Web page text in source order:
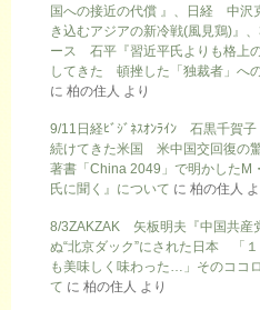
国への接近の代償 』、日経 中沢
き込むアジアの新冷戦(風見鶏)』
ース 石平『習近平氏よりも格上
してきた 頓挫した「独裁者」へ
に 柏の住人 より
9/11日経ﾋﾞｼﾞﾈｽｵﾝﾗｲﾝ 石黒千賀
続けてきた米国 米中国交回復の
著書「China 2049」で明かしたM
氏に聞く』について に 柏の住人
8/3ZAKZAK 矢板明夫『中国共産
ぬ“北京ダック”にされた日本 「
も美味しく味わった…」そのココ
て に 柏の住人 より